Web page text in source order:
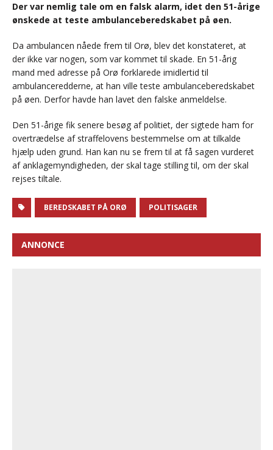
Der var nemlig tale om en falsk alarm, idet den 51-årige
ønskede at teste ambulanceberedskabet på øen.
Da ambulancen nåede frem til Orø, blev det konstateret, at
der ikke var nogen, som var kommet til skade. En 51-årig
mand med adresse på Orø forklarede imidlertid til
ambulanceredderne, at han ville teste ambulanceberedskabet
på øen. Derfor havde han lavet den falske anmeldelse.
Den 51-årige fik senere besøg af politiet, der sigtede ham for
overtrædelse af straffelovens bestemmelse om at tilkalde
hjælp uden grund. Han kan nu se frem til at få sagen vurderet
af anklagemyndigheden, der skal tage stilling til, om der skal
rejses tiltale.
BEREDSKABET PÅ ORØ POLITISAGER
ANNONCE